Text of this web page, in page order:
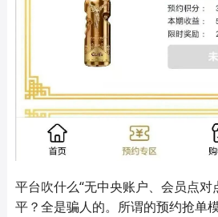
平台吹什么“无中央账户、会员点对
平？全是骗人的。所谓的预约抢单